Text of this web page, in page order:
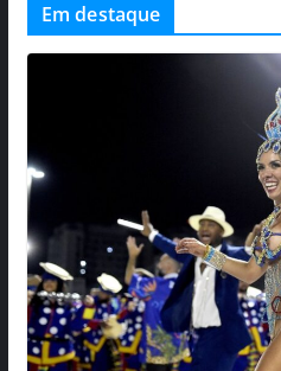
Em destaque